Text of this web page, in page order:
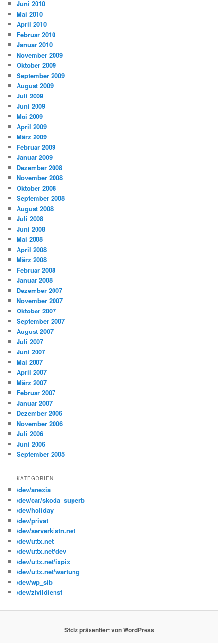
Juni 2010
Mai 2010
April 2010
Februar 2010
Januar 2010
November 2009
Oktober 2009
September 2009
August 2009
Juli 2009
Juni 2009
Mai 2009
April 2009
März 2009
Februar 2009
Januar 2009
Dezember 2008
November 2008
Oktober 2008
September 2008
August 2008
Juli 2008
Juni 2008
Mai 2008
April 2008
März 2008
Februar 2008
Januar 2008
Dezember 2007
November 2007
Oktober 2007
September 2007
August 2007
Juli 2007
Juni 2007
Mai 2007
April 2007
März 2007
Februar 2007
Januar 2007
Dezember 2006
November 2006
Juli 2006
Juni 2006
September 2005
KATEGORIEN
/dev/anexia
/dev/car/skoda_superb
/dev/holiday
/dev/privat
/dev/serverkistn.net
/dev/uttx.net
/dev/uttx.net/dev
/dev/uttx.net/ixpix
/dev/uttx.net/wartung
/dev/wp_sib
/dev/zivildienst
Stolz präsentiert von WordPress